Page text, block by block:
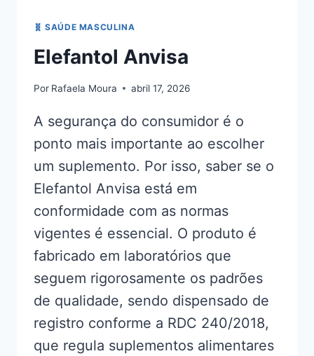
🧬 SAÚDE MASCULINA
Elefantol Anvisa
Por Rafaela Moura abril 17, 2026
A segurança do consumidor é o
ponto mais importante ao escolher
um suplemento. Por isso, saber se o
Elefantol Anvisa está em
conformidade com as normas
vigentes é essencial. O produto é
fabricado em laboratórios que
seguem rigorosamente os padrões
de qualidade, sendo dispensado de
registro conforme a RDC 240/2018,
que regula suplementos alimentares